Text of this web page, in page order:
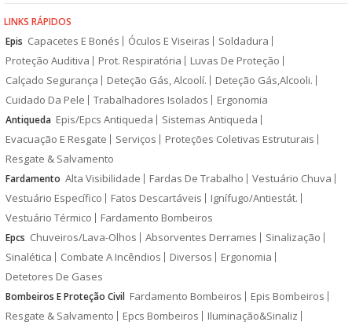
LINKS RÁPIDOS
Epis Capacetes E Bonés Óculos E Viseiras
Soldadura
Proteção Auditiva
Prot. Respiratória
Luvas De Proteção
Calçado Segurança
Deteção Gás, Alcoolí.
Deteção Gás,Alcooli.
Cuidado Da Pele
Trabalhadores Isolados Ergonomia
Antiqueda Epis/Epcs Antiqueda
Sistemas Antiqueda
Evacuação E Resgate
Serviços
Proteções Coletivas Estruturais
Resgate & Salvamento
Fardamento Alta Visibilidade Fardas De Trabalho
Vestuário Chuva
Vestuário Específico
Fatos Descartáveis
Ignífugo/Antiestát.
Vestuário Térmico
Fardamento Bombeiros
Epcs Chuveiros/Lava-Olhos Absorventes Derrames
Sinalização
Sinalética
Combate A Incêndios Diversos
Ergonomia
Detetores De Gases
Bombeiros E Proteção Civil Fardamento Bombeiros
Epis Bombeiros
Resgate & Salvamento
Epcs Bombeiros
Iluminação&Sinaliz